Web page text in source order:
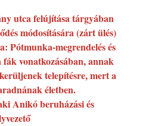
utca felújítása tárgyában
módosítására (zárt ülés)
Pótmunka-megrendelés és
vonatkozásában, annak
telepítésre, mert a
életben.
Anikó beruházási és